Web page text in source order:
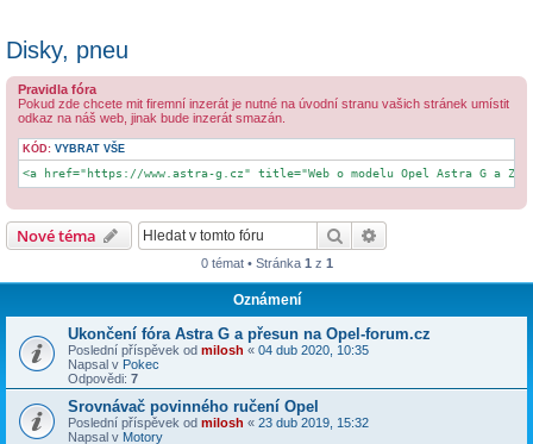
Disky, pneu
Pravidla fóra
Pokud zde chcete mit firemní inzerát je nutné na úvodní stranu vašich stránek umístit
odkaz na náš web, jinak bude inzerát smazán.
KÓD: VYBRAT VŠE
<a href="https://www.astra-g.cz" title="Web o modelu Opel Astra G a
Nové téma Hledat
0 témat • Stránka 1 z 1
Oznámení
Ukončení fóra Astra G a přesun na Opel-forum.cz
Poslední příspěvek od milosh « 04 dub 2020, 10:35
Napsal v Pokec
Odpovědi: 7
Srovnávač povinného ručení Opel
Poslední příspěvek od milosh « 23 dub 2019, 15:32
Napsal v Motory